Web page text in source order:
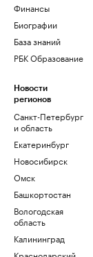
Финансы
Биографии
База знаний
РБК Образование
Новости
регионов
Санкт-Петербург
и область
Екатеринбург
Новосибирск
Омск
Башкортостан
Вологодская
область
Калининград